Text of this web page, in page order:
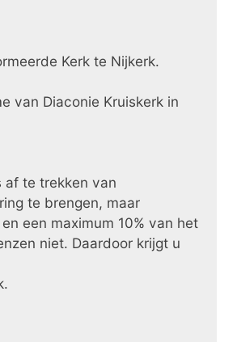
Kerk te Nijkerk.
van Diaconie Kruiskerk in
af te trekken van
te brengen, maar
een maximum 10% van het
niet. Daardoor krijgt u